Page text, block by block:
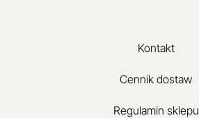
Kontakt
Cennik dostaw
Regulamin sklepu